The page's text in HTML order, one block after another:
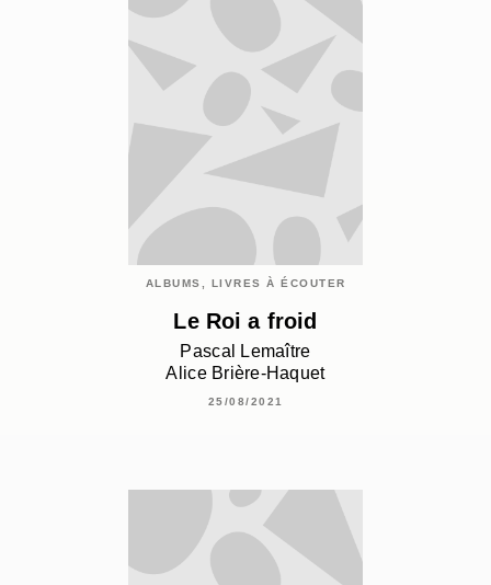
ALBUMS, LIVRES À ÉCOUTER
Le Roi a froid
Pascal Lemaître
Alice Brière-Haquet
25/08/2021